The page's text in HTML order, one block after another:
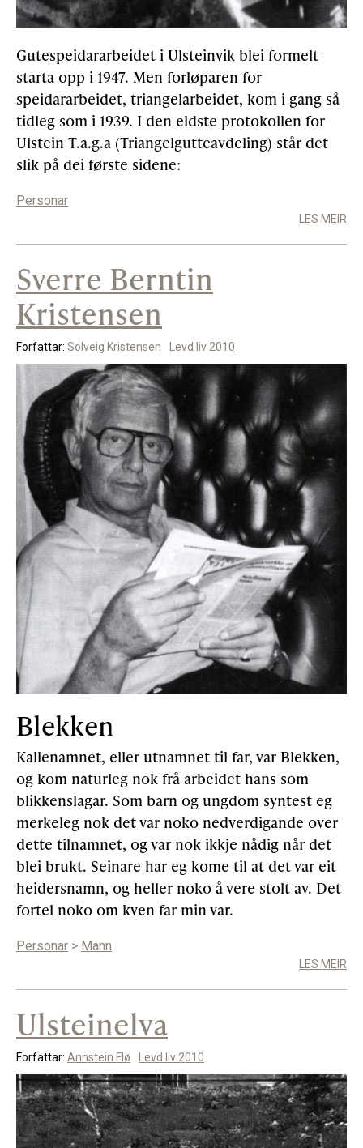
Gutespeidararbeidet i Ulsteinvik blei formelt
starta opp i 1947. Men forløparen for
speidararbeidet, triangelarbeidet, kom i gang så
tidleg som i 1939. I den eldste protokollen for
Ulstein T.a.g.a (Triangelgutteavdeling) står det
slik på dei første sidene:
Personar
LES MEIR
Sverre Berntin
Kristensen
Forfattar: Solveig Kristensen Levd liv 2010
Blekken
Kallenamnet, eller utnamnet til far, var Blekken,
og kom naturleg nok frå arbeidet hans som
blikkenslagar. Som barn og ungdom syntest eg
merkeleg nok det var noko nedverdigande over
dette tilnamnet, og var nok ikkje nådig når det
blei brukt. Seinare har eg kome til at det var eit
heidersnamn, og heller noko å vere stolt av. Det
fortel noko om kven far min var.
Personar > Mann
LES MEIR
Ulsteinelva
Forfattar: Annstein Flø Levd liv 2010